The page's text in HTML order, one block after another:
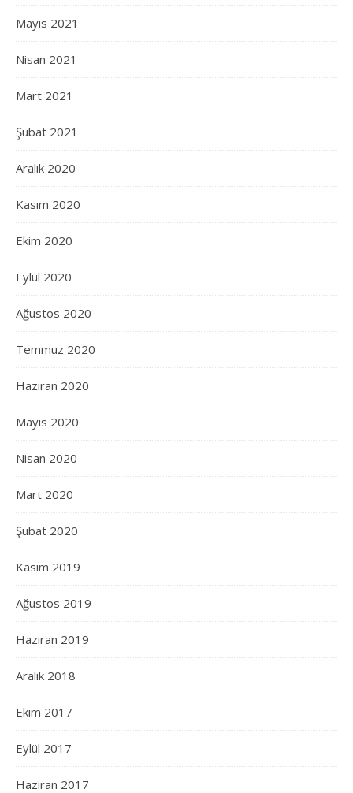
Mayıs 2021
Nisan 2021
Mart 2021
Şubat 2021
Aralık 2020
Kasım 2020
Ekim 2020
Eylül 2020
Ağustos 2020
Temmuz 2020
Haziran 2020
Mayıs 2020
Nisan 2020
Mart 2020
Şubat 2020
Kasım 2019
Ağustos 2019
Haziran 2019
Aralık 2018
Ekim 2017
Eylül 2017
Haziran 2017